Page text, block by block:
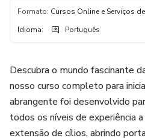
Formato: Cursos Online e Serviços
Idioma: Português
Descubra o mundo fascinante
nosso curso completo para
abrangente foi desenvolvido
todos os níveis de experiência
extensão de cílios, abrindo